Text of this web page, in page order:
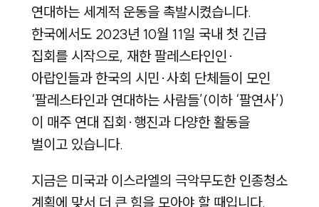
연대하는 세계적 운동을 촉발시켰습니다.
한국에서도 2023년 10월 11일 국내 첫 긴급
집회를 시작으로, 재한 팔레스타인인·
아랍인들과 한국의 시민·사회 단체들이 모인
‘팔레스타인과 연대하는 사람들’(이하 ‘팔연사’)
이 매주 연대 집회·행진과 다양한 활동을
벌이고 있습니다.
지금은 미국과 이스라엘의 극악무도한 인종청소
계획에 맞서 더 큰 힘을 모아야 할 때입니다.